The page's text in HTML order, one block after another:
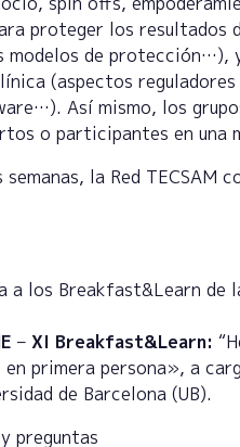
proteger los
de protección…),
(aspectos
Así mismo, los
o participantes en una
semanas, la Red
a los Breakfast&Learn de
– XI Breakfast&Learn:
primera persona», a
de Barcelona (UB).
preguntas